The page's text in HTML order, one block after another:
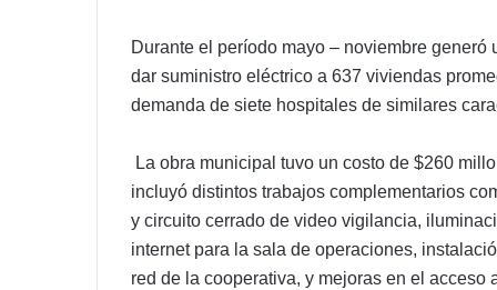
Durante el período mayo – noviembre
dar suministro eléctrico a 637 viviendas
demanda de siete hospitales de similares
La obra municipal tuvo un costo de $260
incluyó distintos trabajos complementarios
y circuito cerrado de video vigilancia,
internet para la sala de operaciones,
red de la cooperativa, y mejoras en el acceso